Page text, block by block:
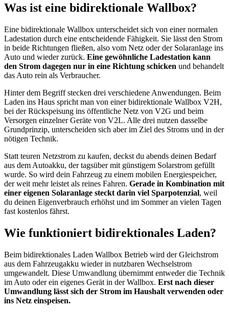
Was ist eine bidirektionale Wallbox?
Eine bidirektionale Wallbox unterscheidet sich von einer normalen
Ladestation durch eine entscheidende Fähigkeit. Sie lässt den Strom
in beide Richtungen fließen, also vom Netz oder der Solaranlage ins
Auto und wieder zurück. Eine gewöhnliche Ladestation kann
den Strom dagegen nur in eine Richtung schicken und behandelt
das Auto rein als Verbraucher.
Hinter dem Begriff stecken drei verschiedene Anwendungen. Beim
Laden ins Haus spricht man von einer bidirektionale Wallbox V2H,
bei der Rückspeisung ins öffentliche Netz von V2G und beim
Versorgen einzelner Geräte von V2L. Alle drei nutzen dasselbe
Grundprinzip, unterscheiden sich aber im Ziel des Stroms und in der
nötigen Technik.
Statt teuren Netzstrom zu kaufen, deckst du abends deinen Bedarf
aus dem Autoakku, der tagsüber mit günstigem Solarstrom gefüllt
wurde. So wird dein Fahrzeug zu einem mobilen Energiespeicher,
der weit mehr leistet als reines Fahren. Gerade in Kombination mit
einer eigenen Solaranlage steckt darin viel Sparpotenzial, weil
du deinen Eigenverbrauch erhöhst und im Sommer an vielen Tagen
fast kostenlos fährst.
Wie funktioniert bidirektionales Laden?
Beim bidirektionales Laden Wallbox Betrieb wird der Gleichstrom
aus dem Fahrzeugakku wieder in nutzbaren Wechselstrom
umgewandelt. Diese Umwandlung übernimmt entweder die Technik
im Auto oder ein eigenes Gerät in der Wallbox. Erst nach dieser
Umwandlung lässt sich der Strom im Haushalt verwenden oder
ins Netz einspeisen.